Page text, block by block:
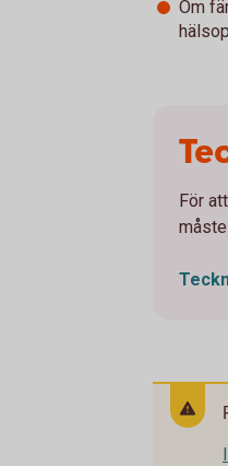
Om
För